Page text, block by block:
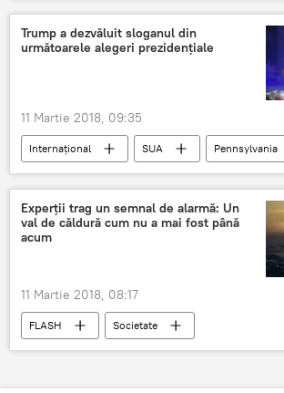
Partidului Mişcarea Populară
înregistrări
România
Facebook
Trump a dezvăluit sloganul din
următoarele alegeri prezidențiale
11 Martie 2018, 09:35
Internaţional SUA
Pennsylvania
Donald Trump
Alegerile prezidențiale din SUA 2020
Experţii trag un semnal de alarmă: Un
val de căldură cum nu a mai fost până
acum
11 Martie 2018, 08:17
FLASH
Societate
Prognoza meteo în România
Vremea